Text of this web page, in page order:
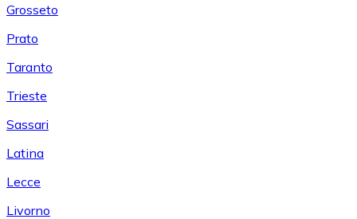
Grosseto
Prato
Taranto
Trieste
Sassari
Latina
Lecce
Livorno